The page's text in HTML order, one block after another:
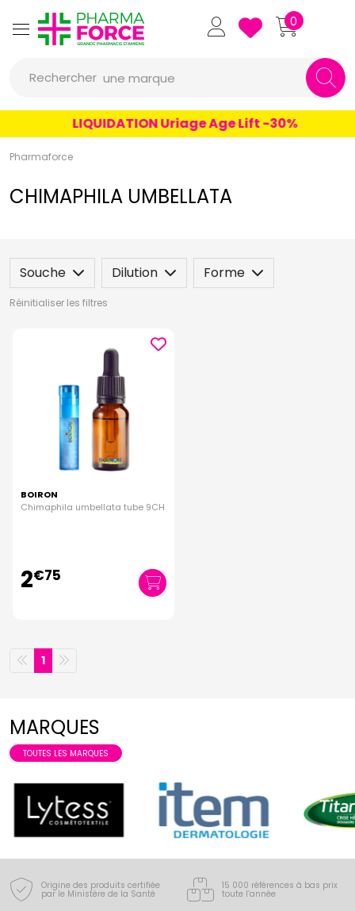
Pharmaforce Grande Pharmacie
0
Rechercher
un conseil
un produit
une marque
LIQUIDATION Uriage Age Lift -30%
Pharmaforce
CHIMAPHILA UMBELLATA
Souche Dilution Forme
Réinitialiser les filtres
BOIRON
Chimaphila umbellata tube 9CH
2€75
1
MARQUES
TOUTES LES MARQUES
Origine des produits certifiée
par le Ministère de la Santé
15 000 références à bas prix
toute l’année